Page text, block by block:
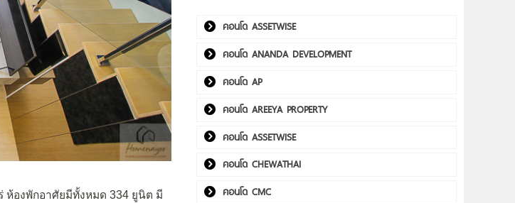
ห้องพักอาศัยมีทั้งหมด 334 ยูนิต มี
คอนโด ASSETWISE
คอนโด ANANDA DEVELOPMENT
คอนโด AP
คอนโด AREEYA PROPERTY
คอนโด ASSETWISE
คอนโด CHEWATHAI
คอนโด CMC